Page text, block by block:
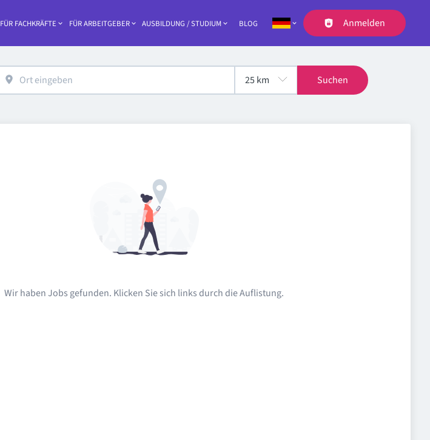
Haupt-Navigation
FÜR FACHKRÄFTE FÜR ARBEITGEBER AUSBILDUNG / STUDIUM BLOG Anmelden
Suchen
Wir haben Jobs gefunden. Klicken Sie sich links durch die Auflistung.